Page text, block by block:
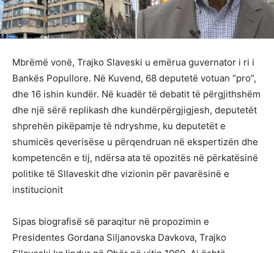
Mbrëmë vonë, Trajko Slaveski u emërua guvernator i ri i
Bankës Popullore. Në Kuvend, 68 deputetë votuan “pro”,
dhe 16 ishin kundër. Në kuadër të debatit të përgjithshëm
dhe një sërë replikash dhe kundërpërgjigjesh, deputetët
shprehën pikëpamje të ndryshme, ku deputetët e
shumicës qeverisëse u përqendruan në ekspertizën dhe
kompetencën e tij, ndërsa ata të opozitës në përkatësinë
politike të Sllaveskit dhe vizionin për pavarësinë e
institucionit
Sipas biografisë së paraqitur në propozimin e
Presidentes Gordana Siljanovska Davkova, Trajko